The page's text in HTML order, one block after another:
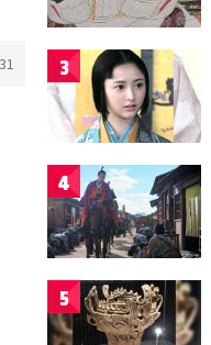
3
4
5